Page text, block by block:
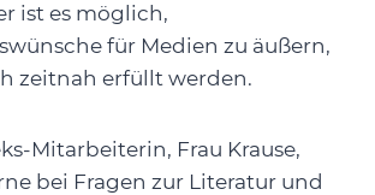
ist es möglich,
für Medien zu äußern,
zeitnah erfüllt werden.
Mitarbeiterin, Frau Krause,
bei Fragen zur Literatur und